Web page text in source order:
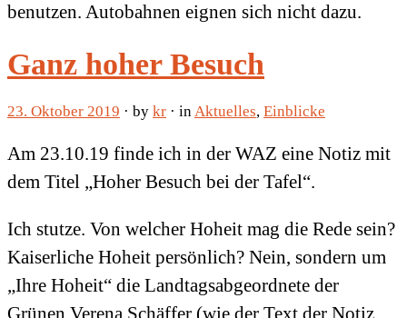
benutzen. Autobahnen eignen sich nicht dazu.
Ganz hoher Besuch
23. Oktober 2019 · by kr · inAktuelles, Einblicke
Am 23.10.19 finde ich in der WAZ eine Notiz mit
dem Titel „Hoher Besuch bei der Tafel“.
Ich stutze. Von welcher Hoheit mag die Rede sein?
Kaiserliche Hoheit persönlich? Nein, sondern um
„Ihre Hoheit“ die Landtagsabgeordnete der